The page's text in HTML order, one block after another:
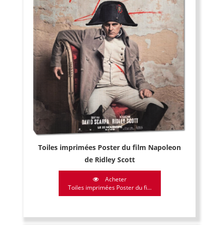
Toiles imprimées Poster du film Napoleon
de Ridley Scott
Acheter
Toiles imprimées Poster du fi...